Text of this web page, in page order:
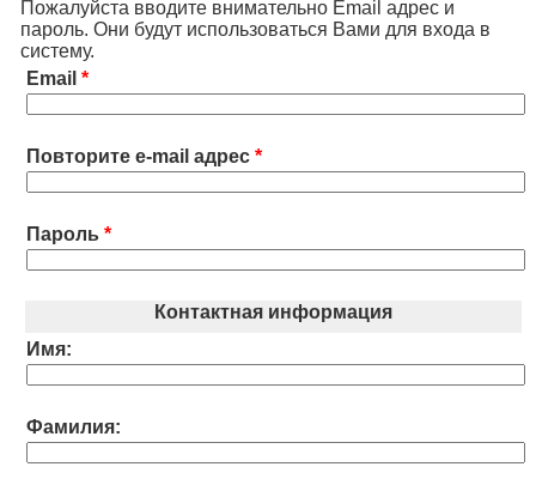
Пожалуйста вводите внимательно Email адрес и
пароль. Они будут использоваться Вами для входа в
систему.
Email *
Повторите e-mail адрес *
Пароль *
Контактная информация
Имя:
Фамилия: